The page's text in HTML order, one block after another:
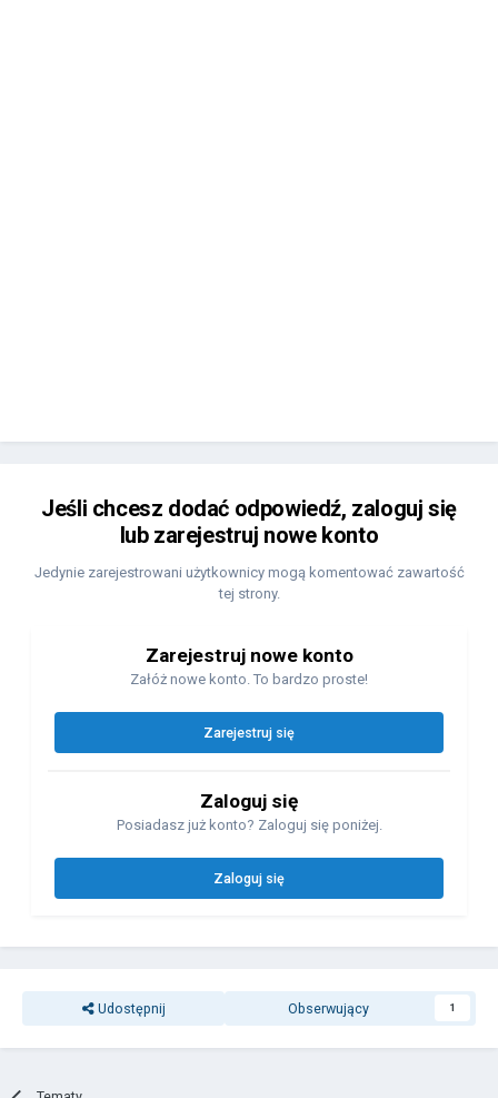
Jeśli chcesz dodać odpowiedź, zaloguj się
lub zarejestruj nowe konto
Jedynie zarejestrowani użytkownicy mogą komentować zawartość
tej strony.
Zarejestruj nowe konto
Załóż nowe konto. To bardzo proste!
Zarejestruj się
Zaloguj się
Posiadasz już konto? Zaloguj się poniżej.
Zaloguj się
Udostępnij Obserwujący 1